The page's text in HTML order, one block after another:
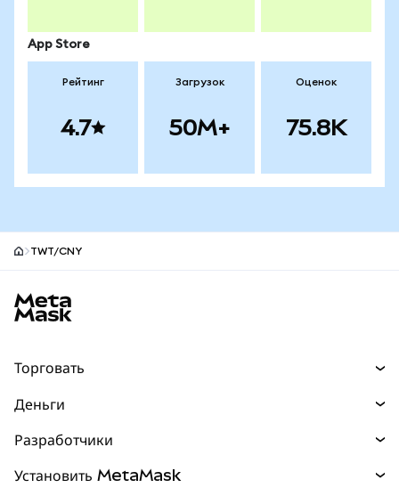
App Store
Рейтинг
4.7
Загрузок
50M+
Оценок
75.8K
TWT/CNY
Торговать
Прогнозы
Перпы НОВИНКА
Деньги
mUSD
Разработчики
Установить MetaMask